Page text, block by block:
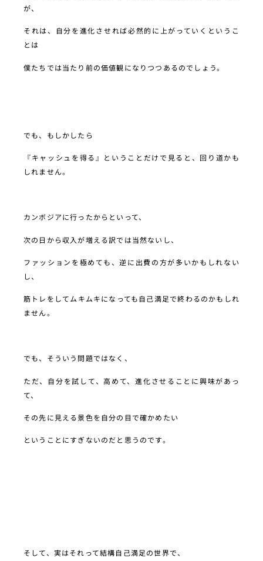
が、
それは、自分を進化させれば必然的に上がっていくというこ
とは
僕たちでは当たり前の価値観になりつつあるのでしょう。
でも、もしかしたら
『キャッシュを得る』ということだけで見ると、回り道かも
しれません。
カンボジアに行ったからといって、
次の日から収入が増える訳では当然ないし、
ファッションを極めても、逆に出費の方が多いかもしれない
し、
筋トレをしてムキムキになっても自己満足で終わるのかもしれ
ません。
でも、そういう問題ではなく、
ただ、自分を試して、高めて、進化させることに興味があっ
て、
その先に見える景色を自分の目で確かめたい
ということにすぎないのだと思うのです。
そして、実はそれって結構自己満足の世界で、